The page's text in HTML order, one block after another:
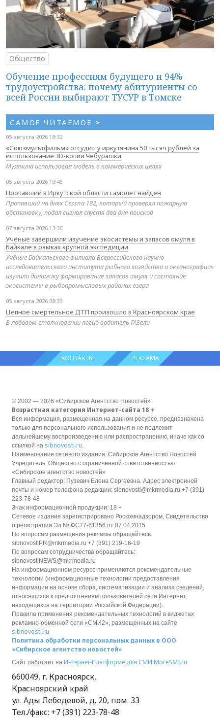
Общество
Обучение профессиям будущего и 94%
трудоустройства: почему абитуриенты со
всей России выбирают ТУСУР в Томске
САМОЕ ЧИТАЕМОЕ >
05 августа 2026 18:32
«Союзмультфильм» отсудил у иркутянина 50 тысяч рублей за
использование 3D-копии Чебурашки
Мужчина использовал модель в коммерческих целях
05 августа 2026 19:45
Пропавший в Иркутской области самолёт найден
Пропавший на днях Cessna 182, который проверял пожарную
обстановку, подал сигнал спустя два дня поисков
07 августа 2026 13:30
Учёные завершили изучение экосистемы и запасов омуля в
Байкале в рамках крупной экспедиции
Учёные Байкальского филиала Всероссийского научно-
исследовательского института рыбного хозяйства и океанографии»
изучили динамику формирования запасов омуля и состояние
экосистемы в рыбопромысловых районах озера
05 августа 2026 08:33
Цепное смертельное ДТП произошло в Красноярском крае
В лобовом столкновении погиб водитель ГАЗели
КОНТАКТЫ РЕКЛАМА
© 2002 — 2026 «Сибирское Агентство Новостей»
Возрастная категория Интернет-сайта 18 +
Вся информация, размещенная на данном ресурсе, предназначена
только для персонального использования и не подлежит
дальнейшему воспроизведению или распространению, иначе как со
ссылкой на sibnovosti.ru.
Наименование сетевого издания: Сибирское Агентство Новостей
Учредитель: Общество с ограниченной ответственностью
«Сибирское агентство новостей»
Главный редактор: Пузевич Елена Сергеевна. Адрес электронной
почты и номер телефона редакции: sibnovosti@mkrmedia.ru +7 (391)
223-78-48
Знак информационной продукции: 18 +
Сетевое издание зарегистрировано Роскомнадзором, Свидетельство
о регистрации Эл № ФС77-61356 от 07.04.2015
По вопросам размещения рекламы обращайтесь:
sibnovostiPR@mkrmedia.ru +7 (391) 219-16-19
По вопросам сотрудничества обращайтесь:
sibnovostiNEWS@mkrmedia.ru
На информационном ресурсе применяются рекомендательные
технологии (информационные технологии предоставления
информации на основе сбора, систематизации и анализа сведений,
относящихся к предпочтениям пользователей сети Интернет,
находящихся на территории Российской Федерации).
Правила применения рекомендательных технологий в виджетах
рекламно-обменной сети «СМИ2», размещенных на сайте
sibnovosti.ru
Политика обработки персональных данных в ООО
«Сибирское агентство новостей»
Сайт работает на Интернет-Платформе для СМИ MoreSMI.ru
660049, г. Красноярск,
Красноярский край
ул. Ады Лебедевой, д. 20, пом. 33
Тел./факс: +7 (391) 223-78-48